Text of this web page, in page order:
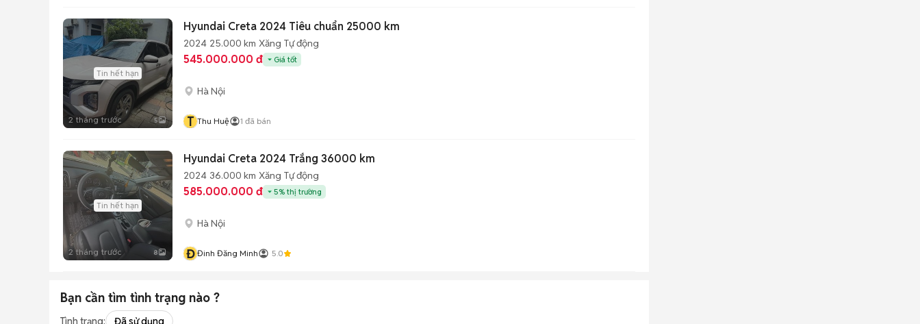
Tin hết hạn
2 tháng trước 5
Hyundai Creta 2024 Tiêu chuẩn 25000 km
2024 25.000 km Xăng Tự động
545.000.000 đ Giá tốt
Hà Nội
T Thu Huệ 1 đã bán
Tin hết hạn
2 tháng trước 8
Hyundai Creta 2024 Trắng 36000 km
2024 36.000 km Xăng Tự động
585.000.000 đ 5% thị trường
Hà Nội
Đ Đinh Đăng Minh 5.0
Bạn cần tìm tình trạng nào ?
Tình trạng: Đã sử dụng